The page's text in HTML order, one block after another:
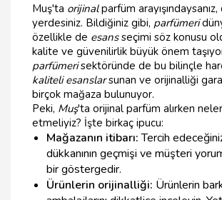
Muş'ta orijinalparfüm
yerdesiniz. Bildiğiniz gibi, parfümeri
özellikle de esansseçimi söz konusu
kalite ve güvenilirlik büyük önem
parfümerisektöründe de bu bilinçle
kaliteli esanslarsunan ve orijinalliği
birçok mağaza bulunuyor.
Peki, Muş'ta orijinal parfüm alırken
etmeliyiz? İşte birkaç ipucu:
Mağazanın itibarı:Tercih
dükkanının geçmişi ve müşteri
bir göstergedir.
Ürünlerin orijinalliği: Ürünlerin